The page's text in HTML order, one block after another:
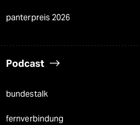
panterpreis 2026
Podcast
bundestalk
fernverbindung